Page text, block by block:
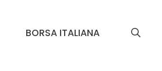
BORSA ITALIANA